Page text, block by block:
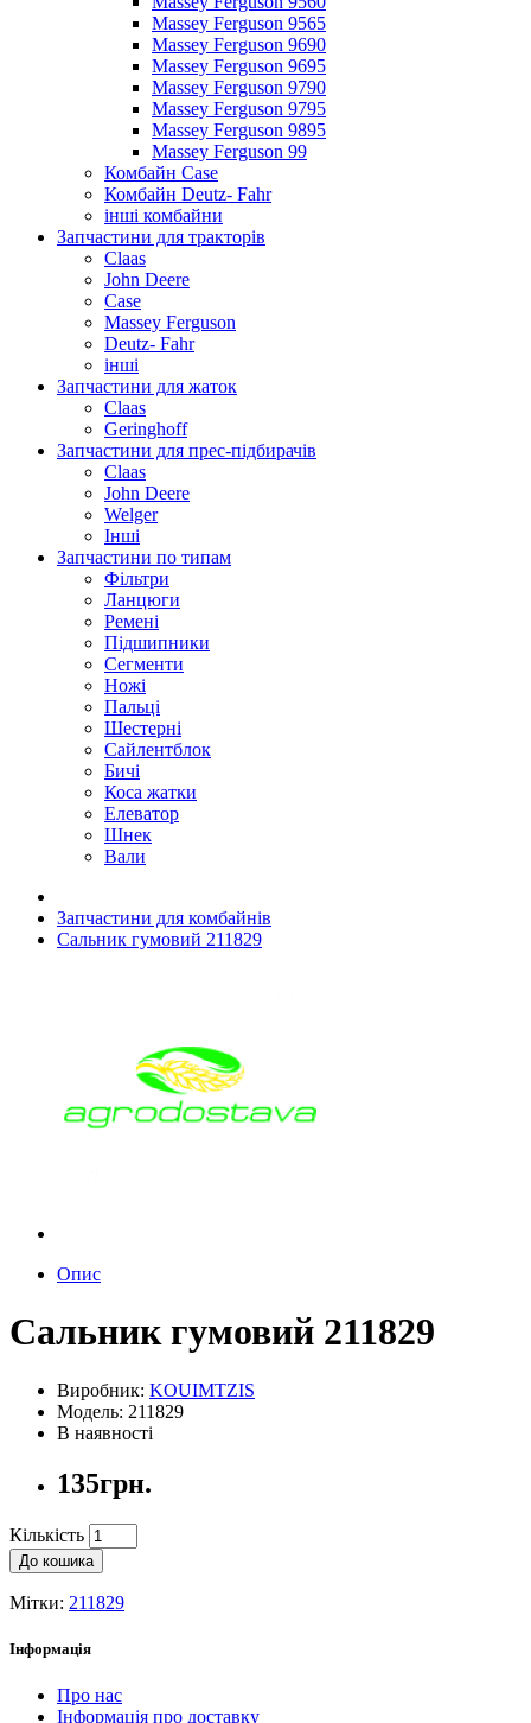
Massey Ferguson 9565
Massey Ferguson 9690
Massey Ferguson 9695
Massey Ferguson 9790
Massey Ferguson 9795
Massey Ferguson 9895
Massey Ferguson 99
Комбайн Case
Комбайн Deutz- Fahr
інші комбайни
Запчастини для тракторів
Claas
John Deere
Case
Massey Ferguson
Deutz- Fahr
інші
Запчастини для жаток
Claas
Geringhoff
Запчастини для прес-підбирачів
Claas
John Deere
Welger
Інші
Запчастини по типам
Фільтри
Ланцюги
Ремені
Підшипники
Сегменти
Ножі
Пальці
Шестерні
Сайлентблок
Бичі
Коса жатки
Елеватор
Шнек
Вали
Запчастини для комбайнів
Сальник гумовий 211829
Опис
Сальник гумовий 211829
Виробник: KOUIMTZIS
Модель: 211829
В наявності
135грн.
Кількість
До кошика
Мітки: 211829
Інформація
Про нас
Інформація про доставку